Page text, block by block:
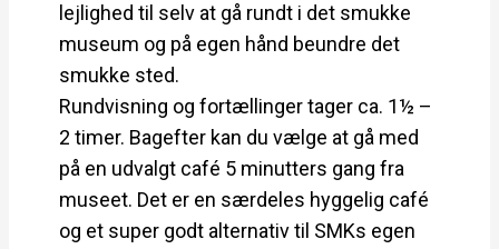
lejlighed til selv at gå rundt i det smukke
museum og på egen hånd beundre det
smukke sted.
Rundvisning og fortællinger tager ca. 1½ –
2 timer. Bagefter kan du vælge at gå med
på en udvalgt café 5 minutters gang fra
museet. Det er en særdeles hyggelig café
og et super godt alternativ til SMKs egen